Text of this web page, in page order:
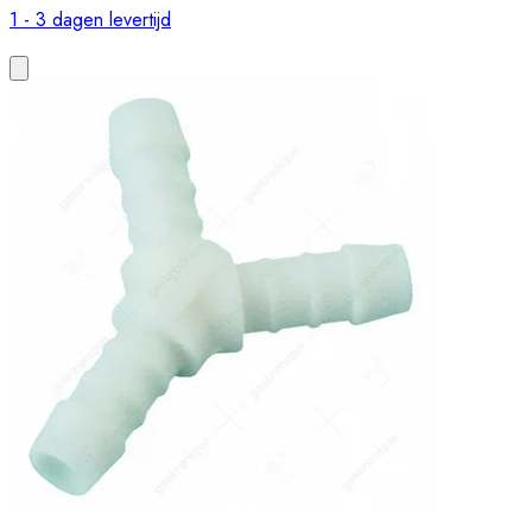
1 - 3 dagen levertijd